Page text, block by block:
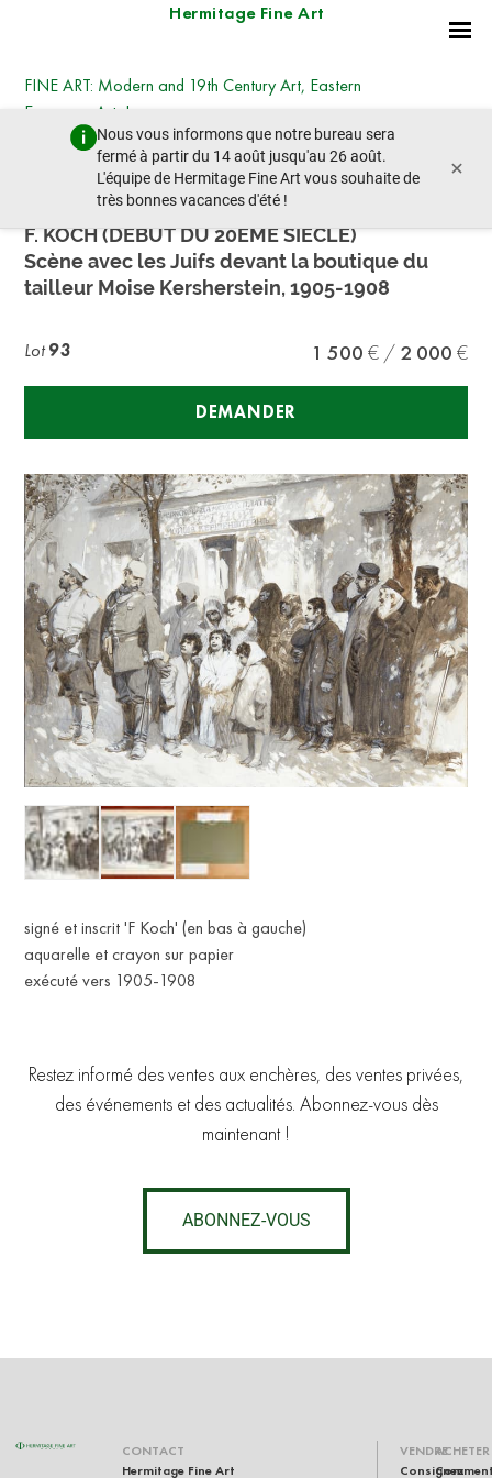
Hermitage Fine Art
Nous vous informons que notre bureau sera
fermé à partir du 14 août jusqu'au 26 août.
L'équipe de Hermitage Fine Art vous souhaite de
très bonnes vacances d'été !
×
FINE ART: Modern and 19th Century Art, Eastern
European Art, Icons
jeudi 19 décembre 2024 - 14:30
lot précédent lot suivant
F. KOCH (DÉBUT DU 20ÈME SIÈCLE)
Scène avec les Juifs devant la boutique du
tailleur Moise Kersherstein, 1905-1908
Lot93 1 500 2 000
DEMANDER
signé et inscrit 'F Koch' (en bas à gauche)
aquarelle et crayon sur papier
exécuté vers 1905-1908
Restez informé des ventes aux enchères, des ventes privées,
des événements et des actualités. Abonnez-vous dès
maintenant !
ABONNEZ-VOUS
CONTACT
Hermitage Fine Art
VENDRE
Consignez
ACHETER